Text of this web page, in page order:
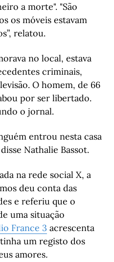
a morte". "São
os móveis estavam
relatou.
no local, estava
criminais,
O homem, de 66
por ser libertado.
o jornal.
entrou nesta casa
Nathalie Bassot.
na rede social X, a
deu conta das
e referiu que o
uma situação
France 3 acrescenta
um registo dos
amores.